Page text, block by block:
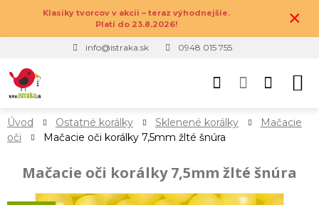
Klasiky tvorcov v akcii – teraz výhodnejšie.
Platí do 23.8.2026!
×
info@istraka.sk 0948 015 755
Úvod Ostatné korálky Sklenené korálky
Mačacie
oči
Mačacie oči korálky 7,5mm žlté šnúra
Mačacie oči korálky 7,5mm žlté šnúra